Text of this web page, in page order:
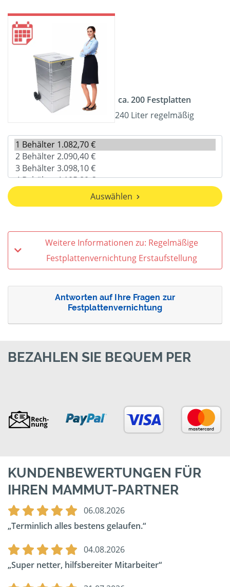
ca. 200 Festplatten
240 Liter regelmäßig
Auswählen
Weitere Informationen zu: Regelmäßige
Festplattenvernichtung Erstaufstellung
Antworten auf Ihre Fragen zur
Festplattenvernichtung
BEZAHLEN SIE BEQUEM PER
KUNDENBEWERTUNGEN FÜR
IHREN MAMMUT-PARTNER
06.08.2026
Terminlich alles bestens gelaufen.
04.08.2026
Super netter, hilfsbereiter Mitarbeiter